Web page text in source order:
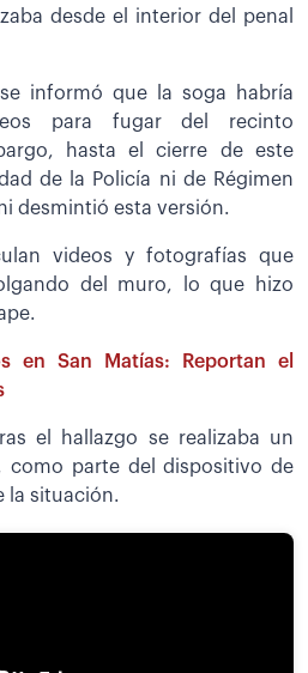
desde el interior del penal
informó que la soga habría
para fugar del recinto
hasta el cierre de este
de la Policía ni de Régimen
desmintió esta versión.
videos y fotografías que
del muro, lo que hizo
en San Matías: Reportan el
el hallazgo se realizaba un
como parte del dispositivo de
la situación.